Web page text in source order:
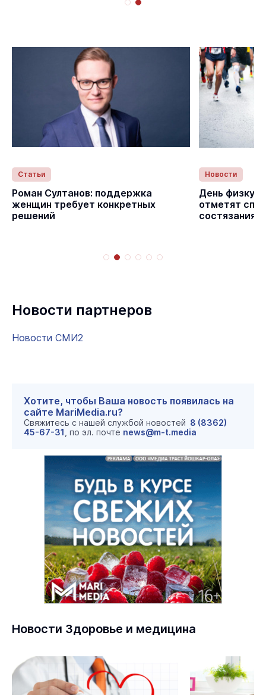
Статьи
Роман Султанов: поддержка
женщин требует конкретных
решений
Новости
День
отметят
Новости партнеров
Новости СМИ2
Хотите, чтобы Ваша новость появилась на
сайте MariMedia.ru?
Свяжитесь с нашей службой новостей 8 (8362)
45-67-31 , по эл. почте news@m-t.media
Новости Здоровье и медицина